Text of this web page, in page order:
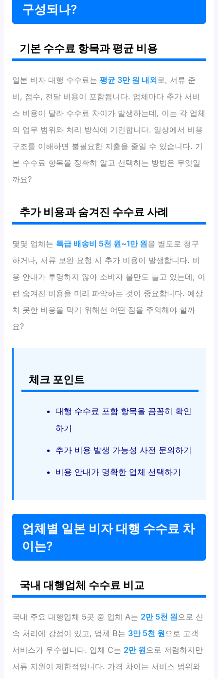
구성되나?
기본 수수료 항목과 평균 비용
일본 비자 대행 수수료는평균 3만 원 내외로, 서류 준
비, 접수, 전달 비용이 포함됩니다. 업체마다 추가 서비
스 비용이 달라 수수료 차이가 발생하는데, 이는 각 업체
의 업무 범위와 처리 방식에 기인합니다. 일상에서 비용
구조를 이해하면 불필요한 지출을 줄일 수 있습니다. 기
본 수수료 항목을 정확히 알고 선택하는 방법은 무엇일
까요?
추가 비용과 숨겨진 수수료 사례
몇몇 업체는 특급 배송비 5천 원~1만 원을 별도로 청구
하거나, 서류 보완 요청 시 추가 비용이 발생합니다. 비
용 안내가 투명하지 않아 소비자 불만도 늘고 있는데, 이
런 숨겨진 비용을 미리 파악하는 것이 중요합니다. 예상
치 못한 비용을 막기 위해선 어떤 점을 주의해야 할까
요?
체크 포인트
대행 수수료 포함 항목을 꼼꼼히 확인
하기
추가 비용 발생 가능성 사전 문의하기
비용 안내가 명확한 업체 선택하기
업체별 일본 비자 대행 수수료 차
이는?
국내 대행업체 수수료 비교
국내 주요 대행업체 5곳 중 업체 A는 2만 5천 원으로 신
속 처리에 강점이 있고, 업체 B는 3만 5천 원으로 고객
서비스가 우수합니다. 업체 C는 2만 원으로 저렴하지만
서류 지원이 제한적입니다. 가격 차이는 서비스 범위와